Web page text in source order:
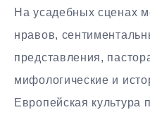
На усадебных сценах
нравов,
представления,
мифологические и
Европейская культура